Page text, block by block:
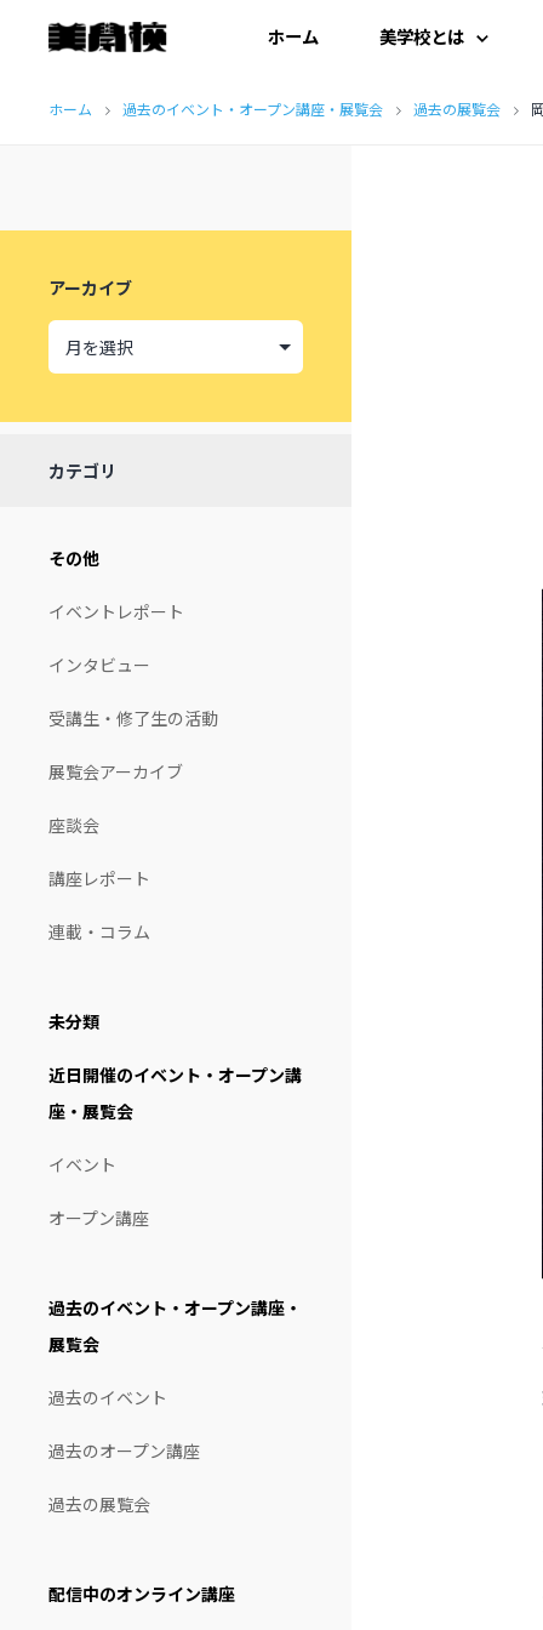
ッ
ホーム 美学校とは
はじめての方へ
ホーム 過去のイベント・オープン講座・展覧会 過去の展覧会
アーカイブ
カテゴリ
その他
イベントレポート
インタビュー
受講生・修了生の活動
展覧会アーカイブ
座談会
講座レポート
連載・コラム
未分類
近日開催のイベント・オープン講
座・展覧会
イベント
オープン講座
過去のイベント・オープン講座・
展覧会
過去のイベント
過去のオープン講座
過去の展覧会
配信中のオンライン講座